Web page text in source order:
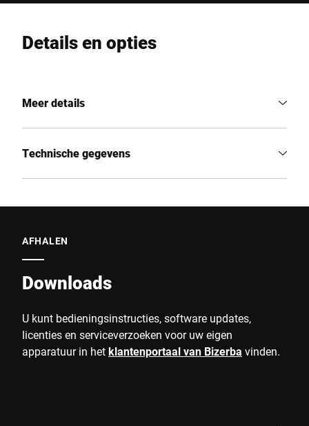
Details en opties
Meer details
Technische gegevens
AFHALEN
Downloads
U kunt bedieningsinstructies, software updates,
licenties en serviceverzoeken voor uw eigen
apparatuur in hetklantenportaal van Bizerba vinden.